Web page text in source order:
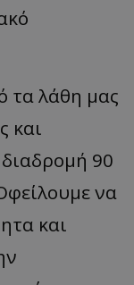
τα λάθη μας
και
90
να
και